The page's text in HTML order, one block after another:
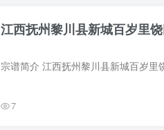
江西抚州黎川县新城百岁里
7